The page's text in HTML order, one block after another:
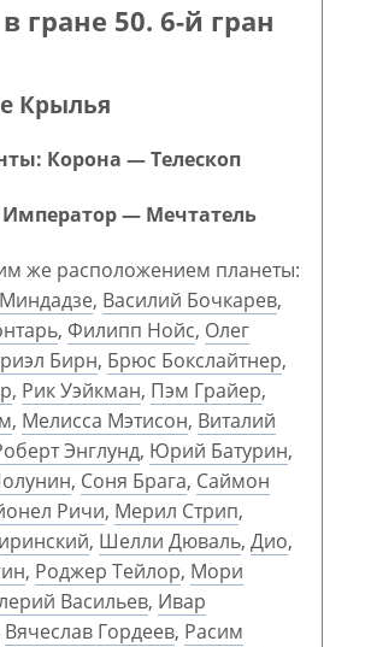
гране 50. 6-й гран
Крылья
Корона — Телескоп
Император — Мечтатель
же расположением планеты:
, Василий Бочкарев,
, Филипп Нойс, Олег
Бирн, Брюс Бокслайтнер,
, Рик Уэйкман, Пэм Грайер,
, Мелисса Мэтисон, Виталий
Энглунд, Юрий Батурин,
, Соня Брага, Саймон
Ричи, Мерил Стрип,
, Шелли Дюваль, Дио,
, Роджер Тейлор, Мори
Васильев, Ивар
Вячеслав Гордеев, Расим